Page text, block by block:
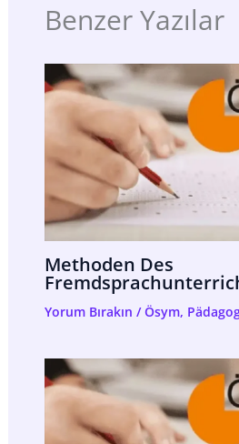
Benzer Yazılar
Methoden Des
Yorum Bırakın /Ösym,